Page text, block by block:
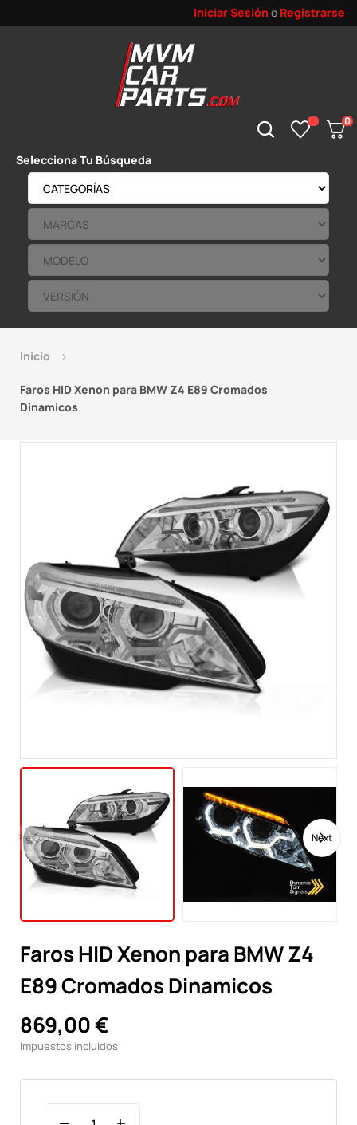
Iniciar Sesión o Registrarse
0
Selecciona Tu Búsqueda
Inicio
Faros HID Xenon para BMW Z4 E89 Cromados
Dinamicos
Previous Next
Faros HID Xenon para BMW Z4
E89 Cromados Dinamicos
869,00 €
Impuestos incluidos